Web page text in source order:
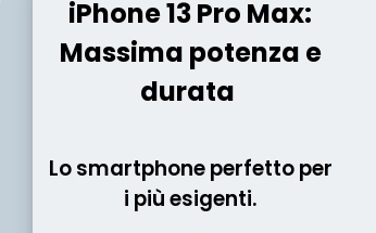
iPhone 13 Pro Max:
Massima potenza e
durata
Lo smartphone perfetto per
i più esigenti.